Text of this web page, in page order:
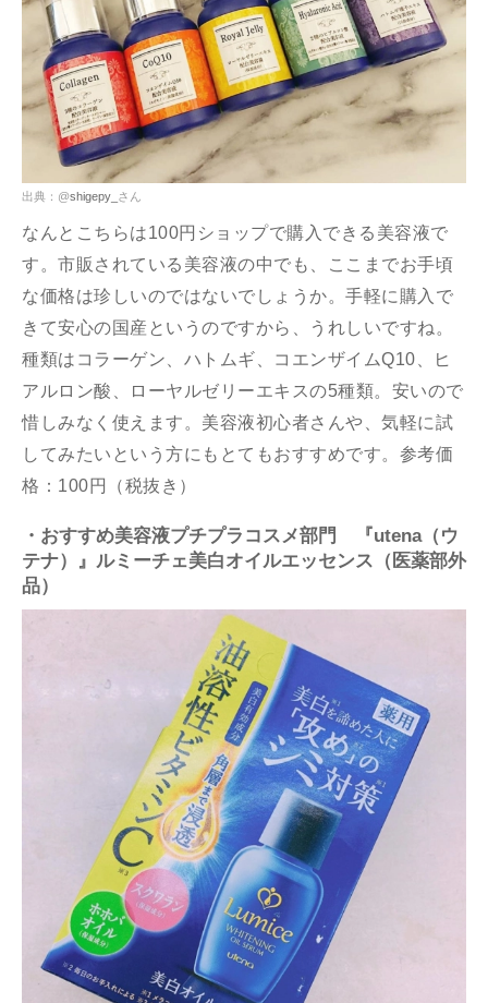
出典：@shigepy_ さん
なんとこちらは100円ショップで購入できる美容液で
す。市販されている美容液の中でも、ここまでお手頃
な価格は珍しいのではないでしょうか。手軽に購入で
きて安心の国産というのですから、うれしいですね。
種類はコラーゲン、ハトムギ、コエンザイムQ10、ヒ
アルロン酸、ローヤルゼリーエキスの5種類。安いので
惜しみなく使えます。美容液初心者さんや、気軽に試
してみたいという方にもとてもおすすめです。参考価
格：100円（税抜き）
・おすすめ美容液プチプラコスメ部門 『utena（ウ
テナ）』ルミーチェ美白オイルエッセンス（医薬部外
品）